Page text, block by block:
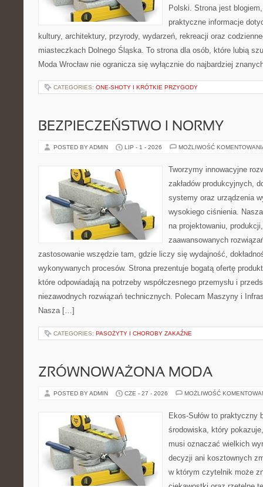
Polski. Strona jest
praktyczne informacje
kultury, architektury, przyrody, wydarzeń, rekreacji oraz
miasteczkach Dolnego Śląska. To strona dla osób, które lubią
Moda Wrocław nie ogranicza się wyłącznie do najbardziej
CATEGORIES: ONE-SHOTY I KRÓTKIE PRZYGODY
BEZPIECZEŃSTWO I NORMY
POSTED BY ADMIN LIP - 1 - 2026 MOŻLIWOŚĆ
Tworzymy innowacyjne
zakładów produkcyjnych,
systemy oraz urządzenia
wysokiego ciśnienia.
na projektowaniu,
zaawansowanych
zastosowanie wszędzie tam, gdzie liczy się wydajność,
wykonywanych procesów. Strona prezentuje bogatą ofertę
które odpowiadają na potrzeby współczesnego przemysłu i
niezawodnych rozwiązań technicznych. Polecam Maszyny i
Nasza […]
CATEGORIES: PASOŻYTY I CHOROBY ZAKAŹNE
ZRÓWNOWAŻONA MODA
POSTED BY ADMIN CZE - 27 - 2026 MOŻLIWOŚĆ
Ekos-Sułów to praktyczny
środowiska, który
musi oznaczać wielkich
decyzji ani kosztownych
w którym czytelnik może